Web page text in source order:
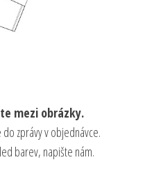
mezi obrázky.
zprávy v objednávce.
barev, napište nám.